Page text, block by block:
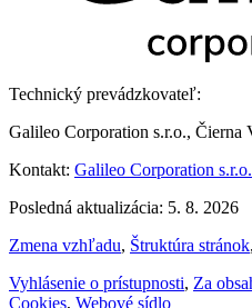
Technický prevádzkovateľ:
Galileo Corporation s.r.o., Čierna
Kontakt: Galileo Corporation s.r.o.
Posledná aktualizácia: 5. 8. 2026
Zmena vzhľadu, Štruktúra stránok,
Vyhlásenie o prístupnosti, Za
Cookies, Webové sídlo